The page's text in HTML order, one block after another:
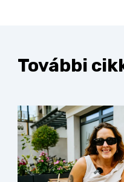
További